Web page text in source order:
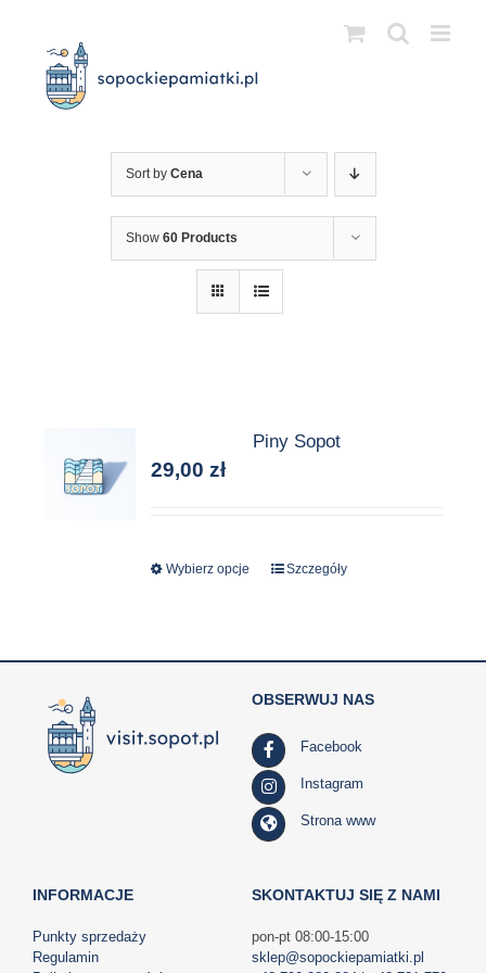
zawartości
Sort by Cena
Show 60 Products
Piny Sopot
29,00zł
Wybierz opcje
Ten
Opcje
wybrać
na
stronie
produktu
Szczegóły
INFORMACJE
Punkty sprzedaży
Regulamin
OBSERWUJ NAS
Facebook
Instagram
Strona www
SKONTAKTUJ SIĘ Z NAMI
pon-pt 08:00-15:00
sklep@sopockiepamiatki.pl